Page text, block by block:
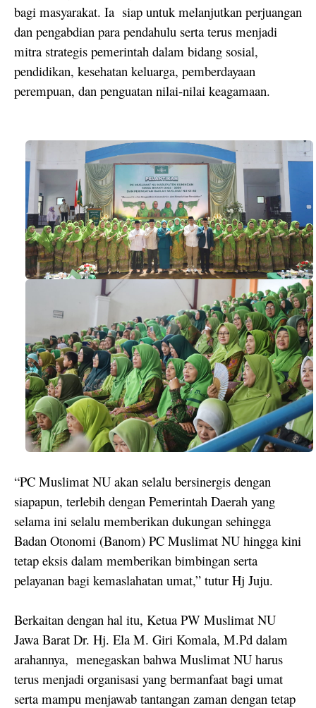
bagi masyarakat. Ia siap untuk melanjutkan perjuangan
dan pengabdian para pendahulu serta terus menjadi
mitra strategis pemerintah dalam bidang sosial,
pendidikan, kesehatan keluarga, pemberdayaan
perempuan, dan penguatan nilai-nilai keagamaan.
“PC Muslimat NU akan selalu bersinergis dengan
siapapun, terlebih dengan Pemerintah Daerah yang
selama ini selalu memberikan dukungan sehingga
Badan Otonomi (Banom) PC Muslimat NU hingga kini
tetap eksis dalam memberikan bimbingan serta
pelayanan bagi kemaslahatan umat,” tutur Hj Juju.
Berkaitan dengan hal itu, Ketua PW Muslimat NU
Jawa Barat Dr. Hj. Ela M. Giri Komala, M.Pd dalam
arahannya, menegaskan bahwa Muslimat NU harus
terus menjadi organisasi yang bermanfaat bagi umat
serta mampu menjawab tantangan zaman dengan tetap